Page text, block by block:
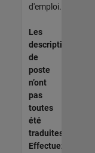
d'emploi.
Les
descriptions
de
poste
n’ont
pas
toutes
été
traduites.
Effectuez